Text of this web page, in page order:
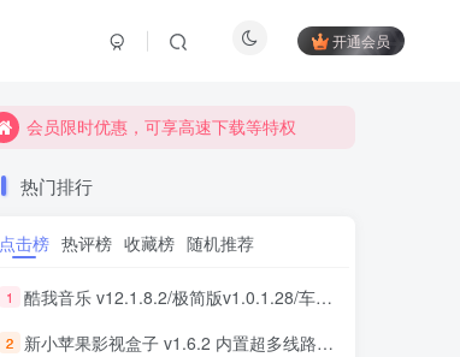
开通会员
会员限时优惠，可享高速下载等特权
会员限时优惠，可享高速下载等特权
热门排行
点击榜 热评榜 收藏榜 随机推荐
1 酷我音乐 v12.1.8.2/极简版v1.0.1.28/车机版v7.6.2.21 去广告解锁会员版最新可用版
2 新小苹果影视盒子 v1.6.2 内置超多线路 免捐赠版